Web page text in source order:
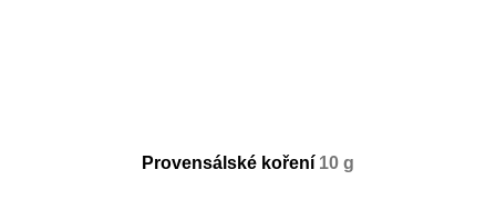
Provensálské koření 10 g